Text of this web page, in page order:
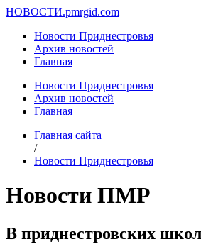
НОВОСТИ.pmrgid.com
Новости Приднестровья
Архив новостей
Главная
Новости Приднестровья
Архив новостей
Главная
Главная сайта
/
Новости Приднестровья
Новости ПМР
В приднестровских